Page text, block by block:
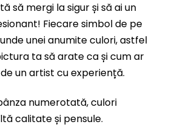
să mergi la sigur și să ai un
Fiecare simbol de pe
unei anumite culori, astfel
ta să arate ca și cum ar
un artist cu experiență.
numerotată, culori
calitate și pensule.